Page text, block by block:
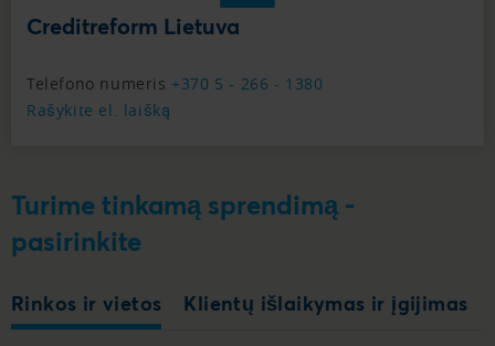
Creditreform Lietuva
Telefono numeris +370 5 - 266 - 1380
Rašykite el. laišką
Turime tinkamą sprendimą -
pasirinkite
Rinkos ir vietos Klientų išlaikymas ir įgijimas